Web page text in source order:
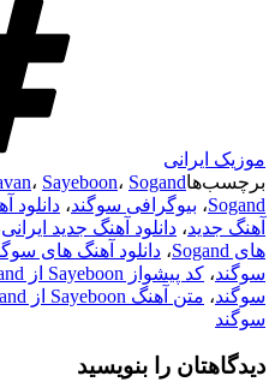
موزیک ایرانی
برچسب‌ها
، Sayeboon، Sogand
Sogand، بیوگرافی سوگند، دانلود
آهنگ جدید، دانلود آهنگ جدید ایرانی
های Sogand
، دانلود آهنگ های
سوگند، کد پیشواز Sayeboon از Sogand
سوگند، متن آهنگ Sayeboon از Sogand
سوگند
دیدگاهتان را بنویسید